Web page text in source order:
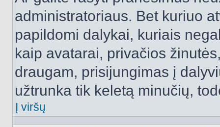
administratoriaus. Bet kuriuo
papildomi dalykai, kuriais
kaip avatarai, privačios
draugam, prisijungimas į
užtrunka tik keletą minučių,
Į viršų